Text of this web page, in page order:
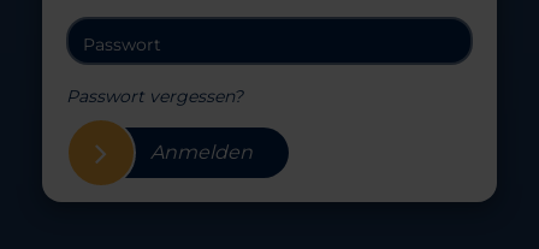
Passwort vergessen?
Anmelden